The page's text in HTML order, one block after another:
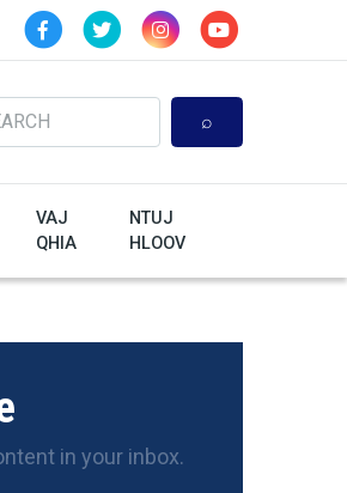
VAJ
QHIA
NTUJ
HLOOV
in your inbox.